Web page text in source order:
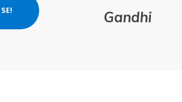
Gandhi